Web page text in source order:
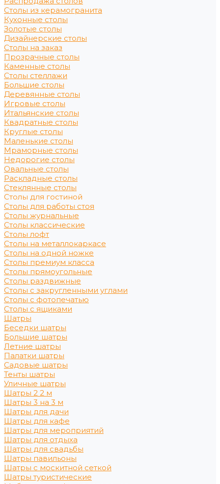
Столы из керамогранита
Кухонные столы
Золотые столы
Дизайнерские столы
Столы на заказ
Прозрачные столы
Каменные столы
Столы стеллажи
Большие столы
Деревянные столы
Игровые столы
Итальянские столы
Квадратные столы
Круглые столы
Маленькие столы
Мраморные столы
Недорогие столы
Овальные столы
Раскладные столы
Стеклянные столы
Столы для гостиной
Столы для работы стоя
Столы журнальные
Столы классические
Столы лофт
Столы на металлокаркасе
Столы на одной ножке
Столы премиум класса
Столы прямоугольные
Столы раздвижные
Столы с закругленными углами
Столы с фотопечатью
Столы с ящиками
Шатры
Беседки шатры
Большие шатры
Летние шатры
Палатки шатры
Садовые шатры
Тенты шатры
Уличные шатры
Шатры 2 2 м
Шатры 3 на 3 м
Шатры для дачи
Шатры для кафе
Шатры для мероприятий
Шатры для отдыха
Шатры для свадьбы
Шатры павильоны
Шатры с москитной сеткой
Шатры туристические